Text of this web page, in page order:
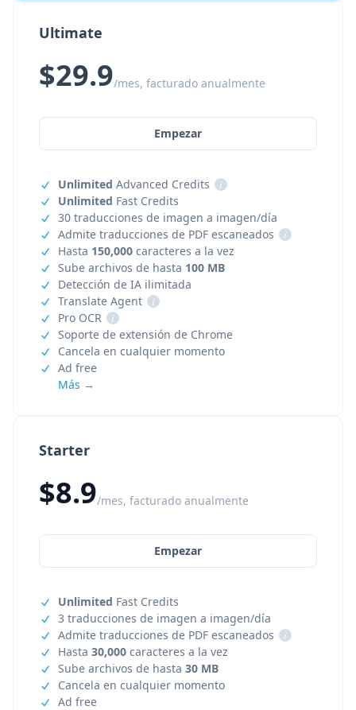
Starter
$8.9/mes, facturado anualmente
Empezar
Unlimited Fast Credits
3 traducciones de imagen a imagen/día
Admite traducciones de PDF escaneados
i
Hasta 30,000 caracteres a la vez
Sube archivos de hasta 30 MB
Cancela en cualquier momento
Ad free
Ultimate
$29.9/mes, facturado anualmente
Empezar
Unlimited Advanced Credits
i
Unlimited Fast Credits
30 traducciones de imagen a imagen/día
Admite traducciones de PDF escaneados
i
Hasta 150,000 caracteres a la vez
Sube archivos de hasta 100 MB
Detección de IA ilimitada
Translate Agent
i
Pro OCR
i
Soporte de extensión de Chrome
Cancela en cualquier momento
Ad free
Más →